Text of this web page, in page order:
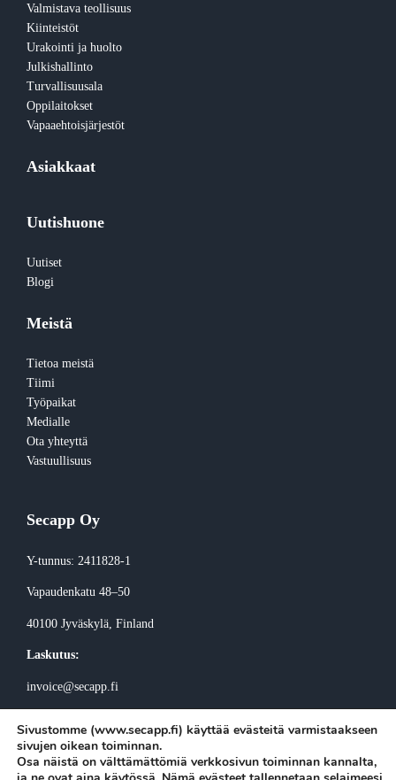
Valmistava teollisuus
Kiinteistöt
Urakointi ja huolto
Julkishallinto
Turvallisuusala
Oppilaitokset
Vapaaehtoisjärjestöt
Asiakkaat
Uutishuone
Uutiset
Blogi
Meistä
Tietoa meistä
Tiimi
Työpaikat
Medialle
Ota yhteyttä
Vastuullisuus
Secapp Oy
Y-tunnus: 2411828-1
Vapaudenkatu 48–50
40100 Jyväskylä, Finland
Laskutus:
invoice@secapp.fi
Sivustomme (www.secapp.fi) käyttää evästeitä varmistaakseen
sivujen oikean toiminnan.
Osa näistä on välttämättömiä verkkosivun toiminnan kannalta,